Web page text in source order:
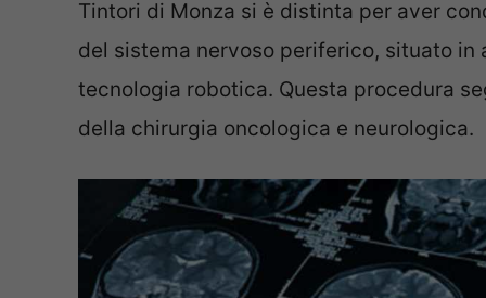
Tintori di Monza si è distinta per aver
del sistema nervoso periferico, situato in
tecnologia robotica. Questa procedura
della chirurgia oncologica e neurologica.